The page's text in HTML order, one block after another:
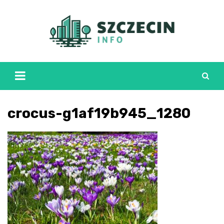
crocus-g1af19b945_1280